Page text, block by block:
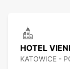
HOTEL
KATOWICE -